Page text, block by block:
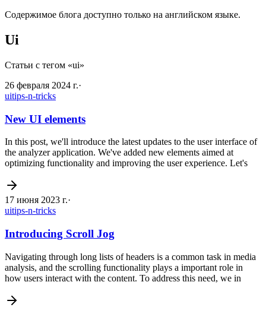
Содержимое блога доступно только на английском языке.
Ui
Статьи с тегом «ui»
26 февраля 2024 г.·
uitips-n-tricks
New UI elements
In this post, we'll introduce the latest updates to the user interface of
the analyzer application. We've added new elements aimed at
optimizing functionality and improving the user experience. Let's
17 июня 2023 г.·
uitips-n-tricks
Introducing Scroll Jog
Navigating through long lists of headers is a common task in media
analysis, and the scrolling functionality plays a important role in
how users interact with the content. To address this need, we in